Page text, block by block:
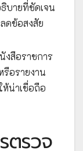
บายที่ชัดเจน
ดข้อสงสัย
งสือราชการ
อรายงาน
น่าเชื่อถือ
ตรวจ